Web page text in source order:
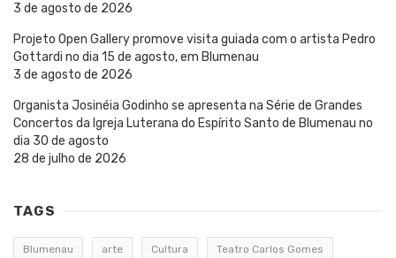
3 de agosto de 2026
Projeto Open Gallery promove visita guiada com o artista Pedro
Gottardi no dia 15 de agosto, em Blumenau
3 de agosto de 2026
Organista Josinéia Godinho se apresenta na Série de Grandes
Concertos da Igreja Luterana do Espírito Santo de Blumenau no
dia 30 de agosto
28 de julho de 2026
TAGS
Blumenau arte Cultura Teatro Carlos Gomes